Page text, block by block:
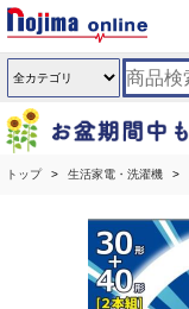
トップ 生活家電・洗濯機